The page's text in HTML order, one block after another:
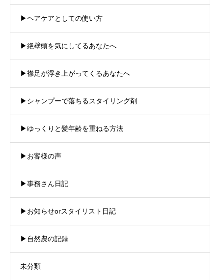
▶︎ヘアケアとしての使い方
▶︎絶壁頭を気にしてるあなたへ
▶︎襟足が浮き上がってくるあなたへ
▶︎シャンプーで落ちるスタイリング剤
▶︎ゆっくりと髪年齢を重ねる方法
▶︎お客様の声
▶︎事務さん日記
▶︎お知らせorスタイリスト日記
▶︎自然農の記録
未分類